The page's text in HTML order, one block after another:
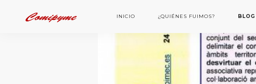
INICIO ¿QUIÉNES FUIMOS? BLOG